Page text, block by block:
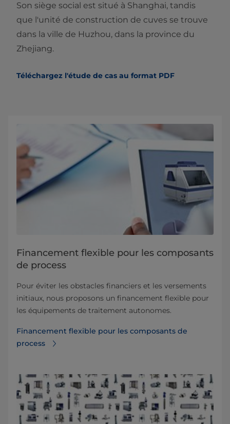
Son siège social est situé à Shanghai, tandis
que l'unité de construction de cuves se trouve
dans la ville de Huzhou, dans la province du
Zhejiang.
Téléchargez l'étude de cas au format PDF
Financement flexible pour les composants
de process
Pour éviter les obstacles financiers et les versements
initiaux, nous proposons un financement flexible pour
les équipements de traitement autonomes.
Financement flexible pour les composants de
process